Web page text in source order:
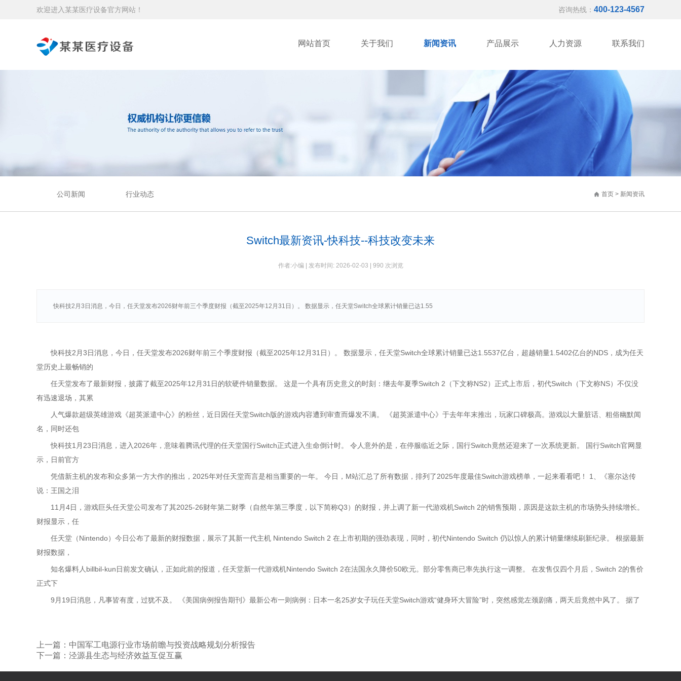
欢迎进入某某医疗设备官方网站！ 咨询热线： 400-123-4567
网站首页 关于我们 新闻资讯 产品展示 人力资源 联系我们
首页 > 新闻资讯
公司新闻 行业动态
Switch最新资讯-快科技--科技改变未来
作者:小编 | 发布时间: 2026-02-03 | 990 次浏览
快科技2月3日消息，今日，任天堂发布2026财年前三个季度财报（截至2025年12月31日）。 数据显示，任天堂Switch全球累计销量已达1.55
快科技2月3日消息，今日，任天堂发布2026财年前三个季度财报（截至2025年12月31日）。 数据显示，任天堂Switch全球累计销量已达1.5537亿台，超越销量1.5402亿台的NDS，成为任天
堂历史上最畅销的
任天堂发布了最新财报，披露了截至2025年12月31日的软硬件销量数据。 这是一个具有历史意义的时刻：继去年夏季Switch 2（下文称NS2）正式上市后，初代Switch（下文称NS）不仅没
有迅速退场，其累
人气爆款超级英雄游戏《超英派遣中心》的粉丝，近日因任天堂Switch版的游戏内容遭到审查而爆发不满。 《超英派遣中心》于去年年末推出，玩家口碑极高。游戏以大量脏话、粗俗幽默闻
名，同时还包
快科技1月23日消息，进入2026年，意味着腾讯代理的任天堂国行Switch正式进入生命倒计时。 令人意外的是，在停服临近之际，国行Switch竟然还迎来了一次系统更新。 国行Switch官网显
示，日前官方
凭借新主机的发布和众多第一方大作的推出，2025年对任天堂而言是相当重要的一年。 今日，M站汇总了所有数据，排列了2025年度最佳Switch游戏榜单，一起来看看吧！ 1、《塞尔达传
说：王国之泪
11月4日，游戏巨头任天堂公司发布了其2025-26财年第二财季（自然年第三季度，以下简称Q3）的财报，并上调了新一代游戏机Switch 2的销售预期，原因是这款主机的市场势头持续增长。
财报显示，任
任天堂（Nintendo）今日公布了最新的财报数据，展示了其新一代主机 Nintendo Switch 2 在上市初期的强劲表现，同时，初代Nintendo Switch 仍以惊人的累计销量继续刷新纪录。 根据最新
财报数据，
知名爆料人billbil-kun日前发文确认，正如此前的报道，任天堂新一代游戏机Nintendo Switch 2在法国永久降价50欧元。部分零售商已率先执行这一调整。 在发售仅四个月后，Switch 2的售价
正式下
9月19日消息，凡事皆有度，过犹不及。 《美国病例报告期刊》最新公布一则病例：日本一名25岁女子玩任天堂Switch游戏“健身环大冒险”时，突然感觉左颈剧痛，两天后竟然中风了。 据了
上一篇：中国军工电源行业市场前瞻与投资战略规划分析报告
下一篇：泾源县生态与经济效益互促互赢